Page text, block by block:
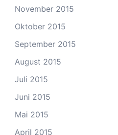
November 2015
Oktober 2015
September 2015
August 2015
Juli 2015
Juni 2015
Mai 2015
April 2015